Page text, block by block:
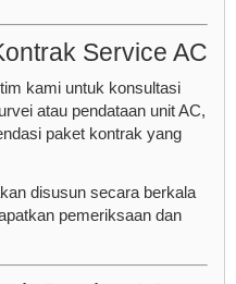
Service AC
kami untuk konsultasi
atau pendataan unit AC,
paket kontrak yang
disusun secara berkala
pemeriksaan dan